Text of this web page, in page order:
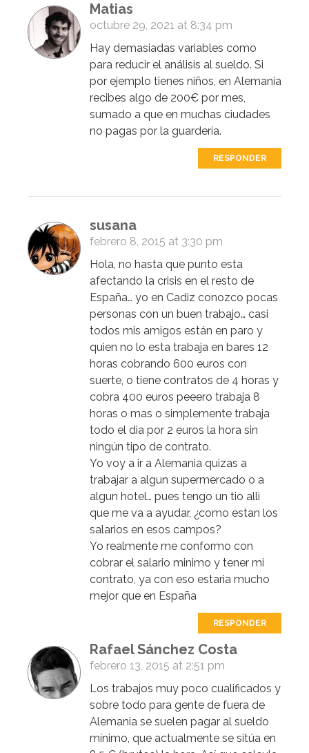
Matias
octubre 29, 2021 at 8:34 pm
Hay demasiadas variables como
para reducir el análisis al sueldo. Si
por ejemplo tienes niños, en Alemania
recibes algo de 200€ por mes,
sumado a que en muchas ciudades
no pagas por la guardería.
RESPONDER
susana
febrero 8, 2015 at 3:30 pm
Hola, no hasta que punto esta
afectando la crisis en el resto de
España… yo en Cadiz conozco pocas
personas con un buen trabajo… casi
todos mis amigos están en paro y
quien no lo esta trabaja en bares 12
horas cobrando 600 euros con
suerte, o tiene contratos de 4 horas y
cobra 400 euros peeero trabaja 8
horas o mas o simplemente trabaja
todo el dia por 2 euros la hora sin
ningún tipo de contrato.
Yo voy a ir a Alemania quizas a
trabajar a algun supermercado o a
algun hotel… pues tengo un tio alli
que me va a ayudar, ¿como estan los
salarios en esos campos?
Yo realmente me conformo con
cobrar el salario minimo y tener mi
contrato, ya con eso estaria mucho
mejor que en España
RESPONDER
Rafael Sánchez Costa
febrero 13, 2015 at 2:51 pm
Los trabajos muy poco cualificados y
sobre todo para gente de fuera de
Alemania se suelen pagar al sueldo
mínimo, que actualmente se sitúa en